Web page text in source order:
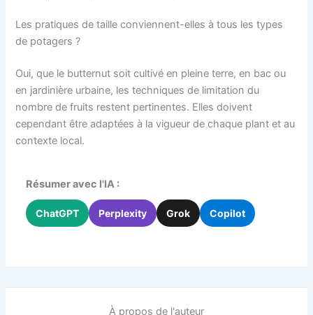
Les pratiques de taille conviennent-elles à tous les types
de potagers ?
Oui, que le butternut soit cultivé en pleine terre, en bac ou
en jardinière urbaine, les techniques de limitation du
nombre de fruits restent pertinentes. Elles doivent
cependant être adaptées à la vigueur de chaque plant et au
contexte local.
Résumer avec l'IA :
ChatGPT Perplexity Grok Copilot
À propos de l'auteur